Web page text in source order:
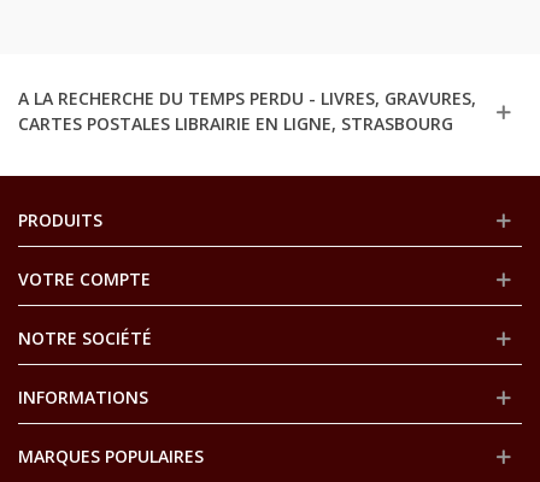
A LA RECHERCHE DU TEMPS PERDU - LIVRES, GRAVURES,
CARTES POSTALES LIBRAIRIE EN LIGNE, STRASBOURG
PRODUITS
VOTRE COMPTE
NOTRE SOCIÉTÉ
INFORMATIONS
MARQUES POPULAIRES